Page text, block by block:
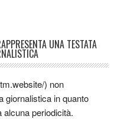
UNA TESTATA
) non
giornalistica in quanto
periodicità.